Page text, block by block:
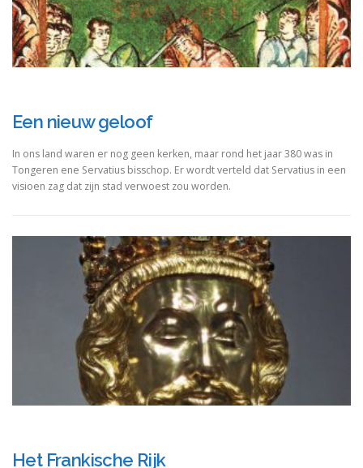
Een nieuw geloof
In ons land waren er nog geen kerken, maar rond het jaar 380 was in
Tongeren ene Servatius bisschop. Er wordt verteld dat Servatius in een
visioen zag dat zijn stad verwoest zou worden.
Het Frankische Rijk